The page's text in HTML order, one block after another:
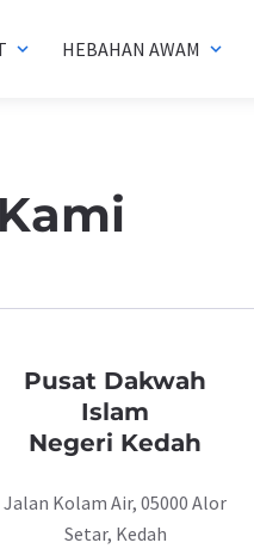
expand_more HEBAHAN AWAM expand_more
Pusat Dakwah
Islam
Negeri Kedah
Jalan Kolam Air, 05000 Alor
Setar, Kedah